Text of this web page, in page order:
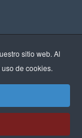
web:
sitio web. Al
de cookies.